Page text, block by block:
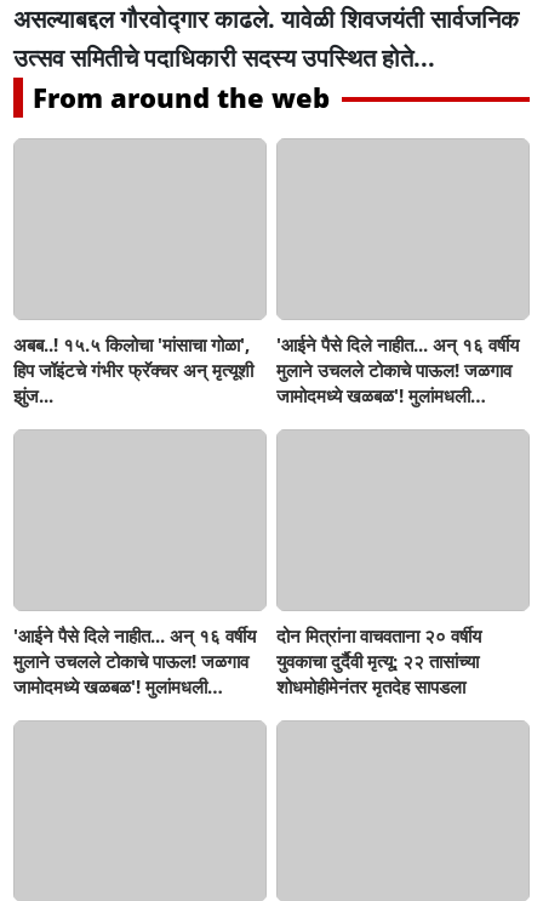
असल्याबद्दल गौरवोद्गार काढले. यावेळी शिवजयंती सार्वजनिक
उत्सव समितीचे पदाधिकारी सदस्य उपस्थित होते...
From around the web
अबब..! १५.५ किलोचा 'मांसाचा गोळा',
हिप जॉइंटचे गंभीर फ्रॅक्चर अन् मृत्यूशी
झुंज...
'आईने पैसे दिले नाहीत... अन् १६ वर्षीय
मुलाने उचलले टोकाचे पाऊल! जळगाव
जामोदमध्ये खळबळ'! मुलांमधली
'आईने पैसे दिले नाहीत... अन् १६ वर्षीय
मुलाने उचलले टोकाचे पाऊल! जळगाव
जामोदमध्ये खळबळ'! मुलांमधली
दोन मित्रांना वाचवताना २० वर्षीय
युवकाचा दुर्दैवी मृत्यू; २२ तासांच्या
शोधमोहीमेनंतर मृतदेह सापडला